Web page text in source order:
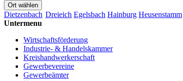
Ort wählen
Dietzenbach Dreieich Egelsbach Hainburg Heusenstamm
Untermenu
Wirtschaftsförderung
Industrie- & Handelskammer
Kreishandwerkerschaft
Gewerbevereine
Gewerbeämter